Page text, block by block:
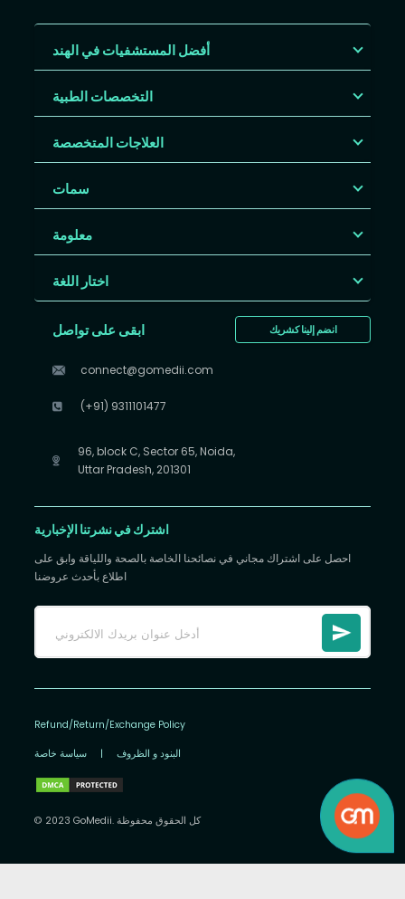
أفضل المستشفيات في الهند
التخصصات الطبية
العلاجات المتخصصة
سمات
معلومة
اختار اللغة
انضم إلينا كشريك ابقى على تواصل
connect@gomedii.com
(+91) 9311101477
96, block C, Sector 65, Noida,
Uttar Pradesh, 201301
اشترك في نشرتنا الإخبارية
احصل على اشتراك مجاني في نصائحنا الخاصة بالصحة واللياقة وابق على
اطلاع بأحدث عروضنا
Refund/Return/Exchange Policy
سياسة خاصة | البنود و الظروف
© 2023 GoMedii. كل الحقوق محفوظة